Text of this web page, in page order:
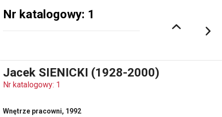
Nr katalogowy: 1
Jacek SIENICKI (1928-2000)
Nr katalogowy: 1
Wnętrze pracowni, 1992